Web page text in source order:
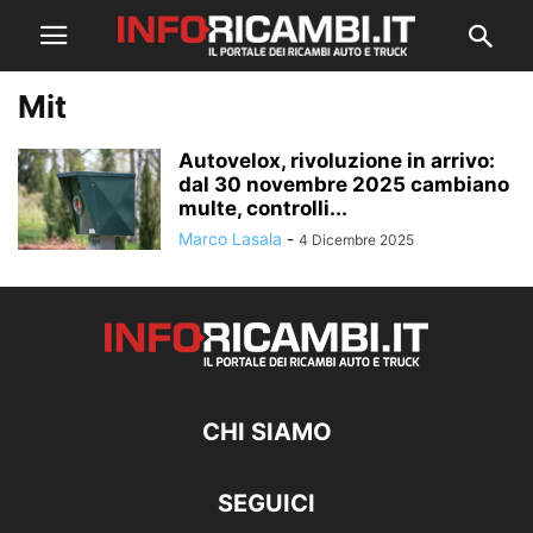
Mit
Autovelox, rivoluzione in arrivo:
dal 30 novembre 2025 cambiano
multe, controlli...
Marco Lasala - 4 Dicembre 2025
CHI SIAMO
SEGUICI